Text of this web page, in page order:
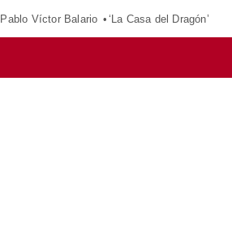
Pablo Víctor Balario ‘La Casa del Dragón’